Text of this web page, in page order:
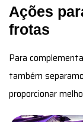
Ações
frotas
Para
também
proporcionar